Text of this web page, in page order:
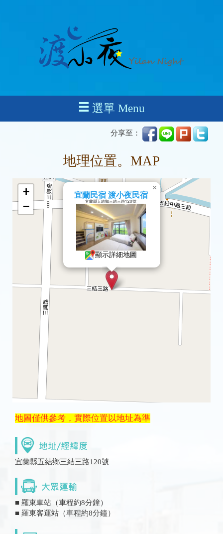
選單 Menu
分享至：
地理位置。MAP
宜蘭民宿 渡小夜民宿
宜蘭縣五結鄉三結三路120號
顯示詳細地圖
×
+
−
地圖僅供參考，實際位置以地址為準
宜蘭縣五結鄉三結三路120號
■ 羅東車站（車程約8分鐘）
■ 羅東客運站（車程約8分鐘）